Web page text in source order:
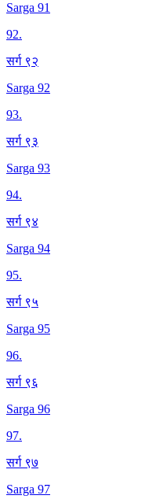
Sarga 91
92.
सर्ग ९२
Sarga 92
93.
सर्ग ९३
Sarga 93
94.
सर्ग ९४
Sarga 94
95.
सर्ग ९५
Sarga 95
96.
सर्ग ९६
Sarga 96
97.
सर्ग ९७
Sarga 97